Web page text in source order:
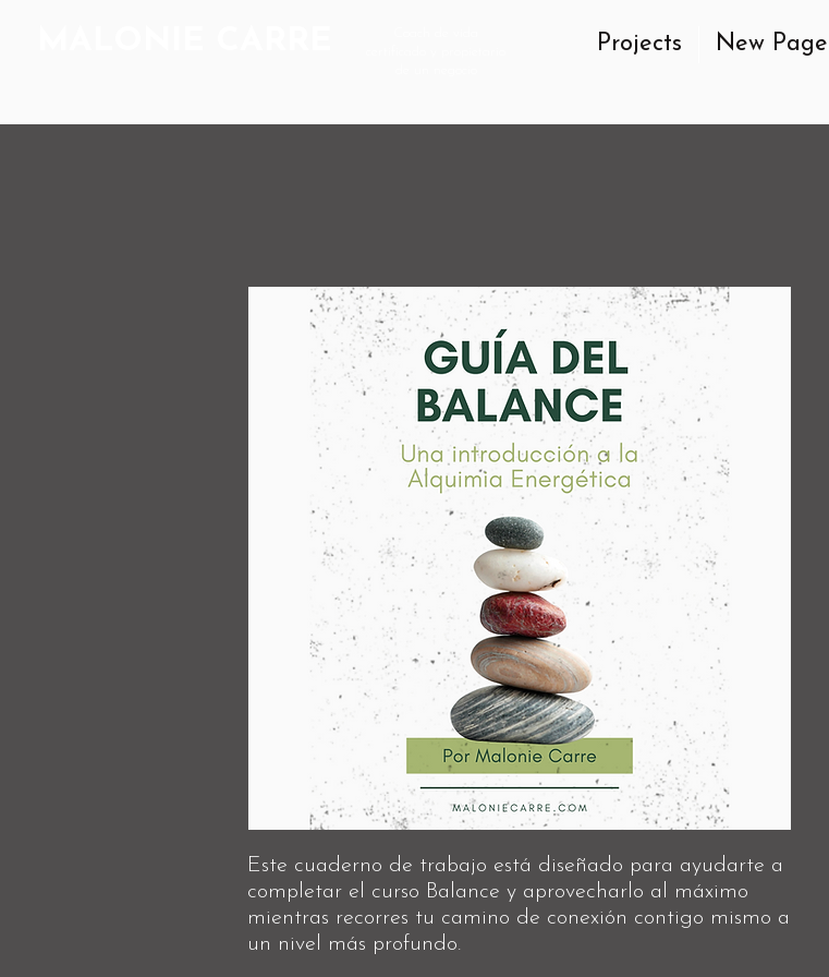
Projects New Page
Este cuaderno de trabajo está diseñado para ayudarte a
completar el curso Balance y aprovecharlo al máximo
mientras recorres tu camino de conexión contigo mismo a
un nivel más profundo.